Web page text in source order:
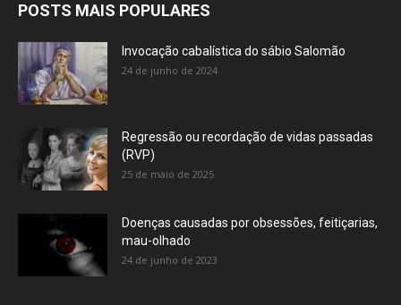
POSTS MAIS POPULARES
Invocação cabalística do sábio Salomão
24 de junho de 2024
Regressão ou recordação de vidas passadas
(RVP)
25 de maio de 2025
Doenças causadas por obsessões, feitiçarias,
mau-olhado
24 de junho de 2023